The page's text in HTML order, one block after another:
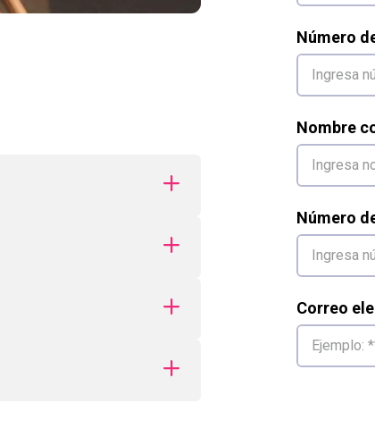
Número
Nombre
Número
Correo